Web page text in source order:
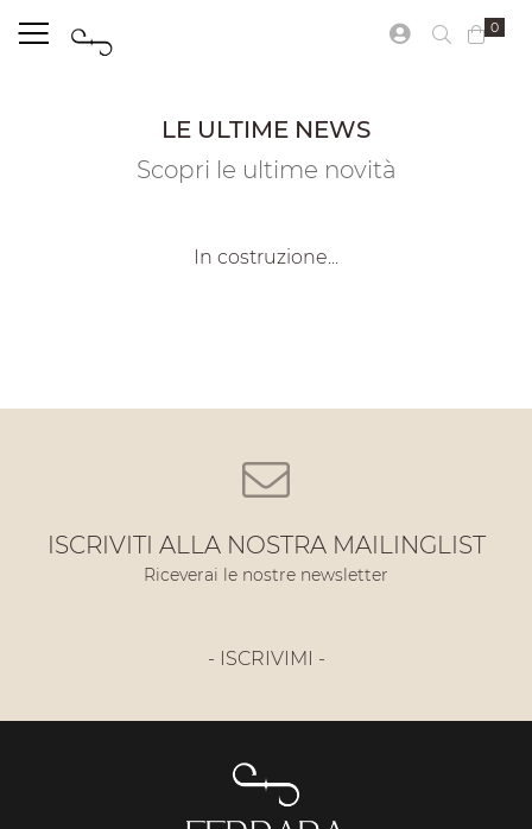
0
LE ULTIME NEWS
Scopri le ultime novità
In costruzione...
ISCRIVITI ALLA NOSTRA MAILINGLIST
Riceverai le nostre newsletter
- ISCRIVIMI -